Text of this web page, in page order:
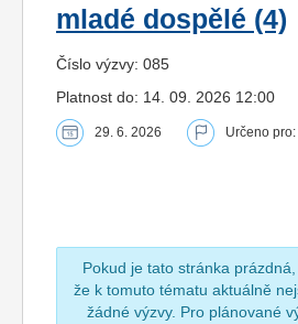
mladé dospělé (4)
Číslo výzvy: 085
Platnost do: 14. 09. 2026 12:00
29. 6. 2026 Určeno pro:
Pokud je tato stránka prázdná,
že k tomuto tématu aktuálně
žádné výzvy. Pro plánované